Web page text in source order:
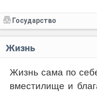
Государство
Жизнь
Жизнь сама по
вместилище и